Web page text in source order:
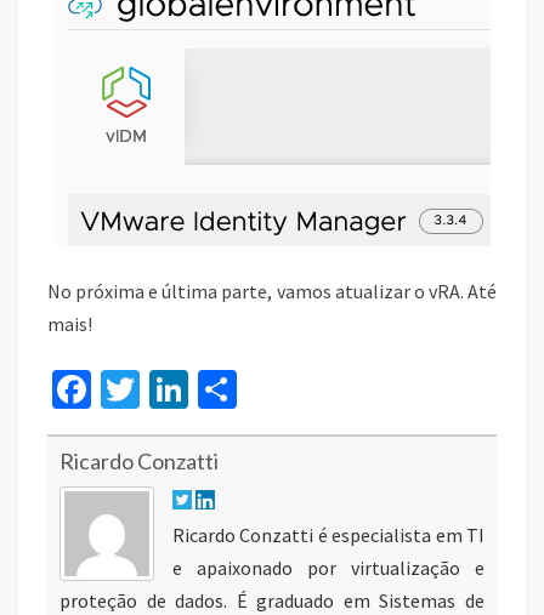
No próxima e última parte, vamos atualizar o vRA. Até
mais!
Fa
ce
b
o
o
k
T
wi
tt
er
Li
n
ke
dI
n
h
Ricardo Conzatti
Ricardo Conzatti é especialista em TI
e apaixonado por virtualização e
proteção de dados. É graduado em Sistemas de